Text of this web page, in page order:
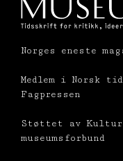
Norges eneste
Medlem i Norsk
Fagpressen
Støttet av
museumsforbund